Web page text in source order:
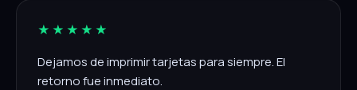
★★★★★
Dejamos de imprimir tarjetas para siempre. El
retorno fue inmediato.